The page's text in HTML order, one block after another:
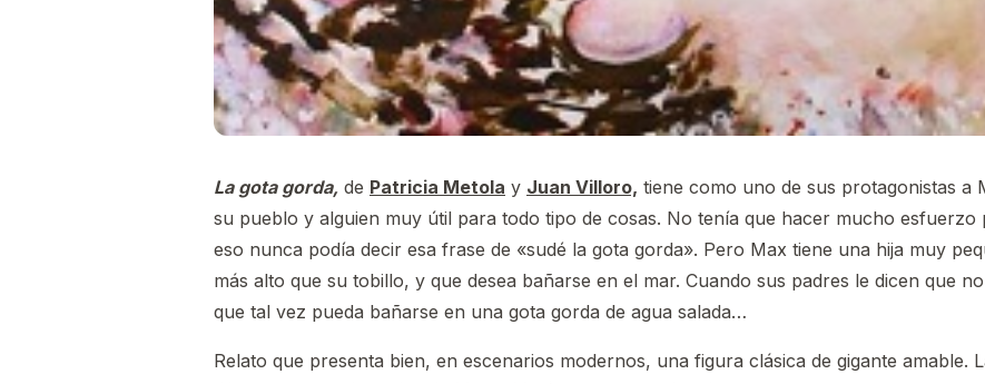
La gota gorda, de Patricia Metola y Juan Villoro, tiene como uno de sus protagonistas a
su pueblo y alguien muy útil para todo tipo de cosas. No tenía que hacer mucho
eso nunca podía decir esa frase de «sudé la gota gorda». Pero Max tiene una hija muy
más alto que su tobillo, y que desea bañarse en el mar. Cuando sus padres le dicen que
que tal vez pueda bañarse en una gota gorda de agua salada…
Relato que presenta bien, en escenarios modernos, una figura clásica de gigante amable.